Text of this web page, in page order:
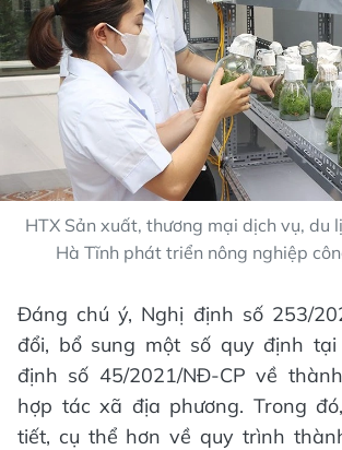
HTX Sản xuất, thương mại dịch vụ, du
Hà Tĩnh phát triển nông nghiệp
Đáng chú ý, Nghị định số 253/
đổi, bổ sung một số quy định
định số 45/2021/NĐ-CP về
hợp tác xã địa phương. Trong
tiết, cụ thể hơn về quy trình